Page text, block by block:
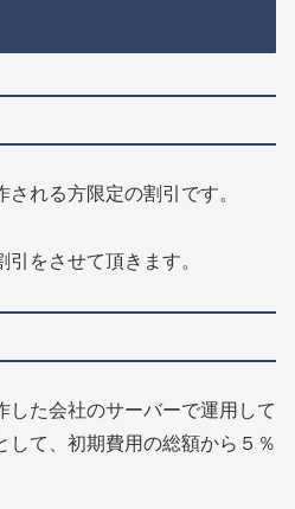
れる方限定の割引です。
をさせて頂きます。
た会社のサーバーで運用して
して、初期費用の総額から５％